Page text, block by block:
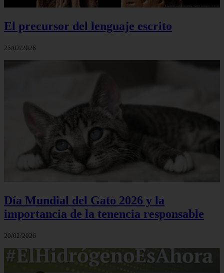
El precursor del lenguaje escrito
25/02/2026
Día Mundial del Gato 2026 y la
importancia de la tenencia responsable
20/02/2026